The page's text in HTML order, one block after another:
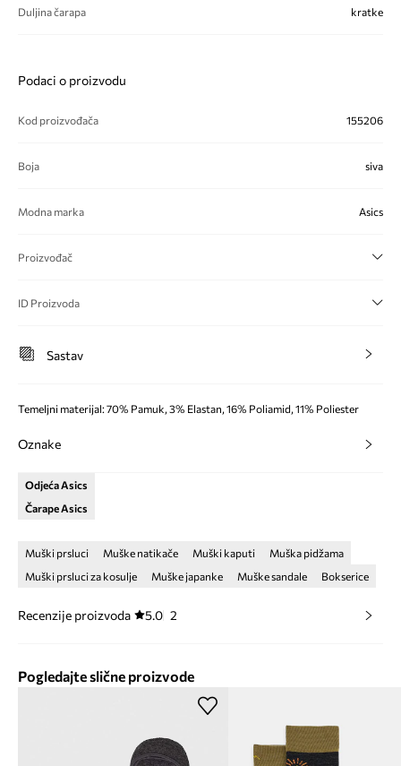
Duljina čarapa kratke
Podaci o proizvodu
Kod proizvođača 155206
Boja siva
Modna marka Asics
Proizvođač
ID Proizvoda
Sastav
Temeljni materijal: 70% Pamuk, 3% Elastan, 16% Poliamid, 11% Poliester
Oznake
Odjeća Asics
Čarape Asics
Muški prsluci Muške natikače Muški kaputi
Muška pidžama
Muški prsluci za kosulje
Muške japanke Muške sandale Bokserice
Recenzije proizvoda 5.0 2
Pogledajte slične proizvode